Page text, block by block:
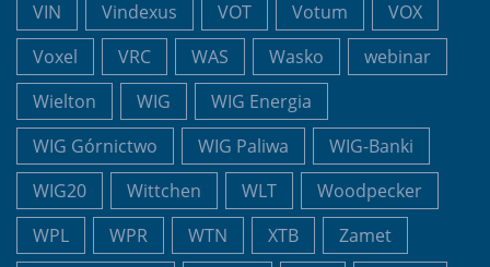
VIN
Vindexus VOT Votum
VOX
Voxel
VRC WAS Wasko
webinar
Wielton
WIG
WIG Energia
WIG Górnictwo
WIG Paliwa
WIG-Banki
WIG20
Wittchen WLT
Woodpecker
WPL
WPR WTN XTB
Zamet